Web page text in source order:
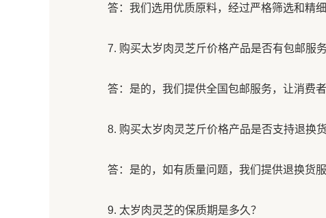
答：我们选用优质原料，经过严格筛选和精
7. 购买太岁肉灵芝斤价格产品是否有包邮服务
答：是的，我们提供全国包邮服务，让消费
8. 购买太岁肉灵芝斤价格产品是否支持退换货
答：是的，如有质量问题，我们提供退换货服
9. 太岁肉灵芝的保质期是多久？